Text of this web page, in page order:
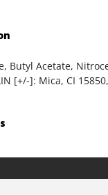
Butyl Acetate,
[+/-]: Mica, CI